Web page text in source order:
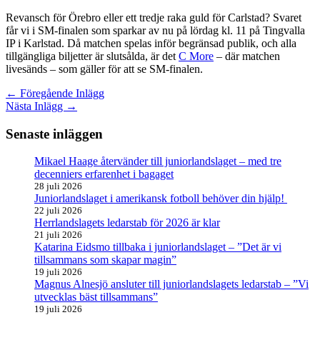
Revansch för Örebro eller ett tredje raka guld för Carlstad? Svaret
får vi i SM-finalen som sparkar av nu på lördag kl. 11 på Tingvalla
IP i Karlstad. Då matchen spelas inför begränsad publik, och alla
tillgängliga biljetter är slutsålda, är det C More – där matchen
livesänds – som gäller för att se SM-finalen.
← Föregående Inlägg
Nästa Inlägg →
Senaste inläggen
Mikael Haage återvänder till juniorlandslaget – med tre
decenniers erfarenhet i bagaget
28 juli 2026
Juniorlandslaget i amerikansk fotboll behöver din hjälp!
22 juli 2026
Herrlandslagets ledarstab för 2026 är klar
21 juli 2026
Katarina Eidsmo tillbaka i juniorlandslaget – ”Det är vi
tillsammans som skapar magin”
19 juli 2026
Magnus Alnesjö ansluter till juniorlandslagets ledarstab – ”Vi
utvecklas bäst tillsammans”
19 juli 2026